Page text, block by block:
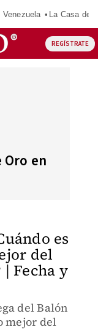
La Casa de
REGÍSTRATE
en
es
del
Fecha y
del Balón
mejor del